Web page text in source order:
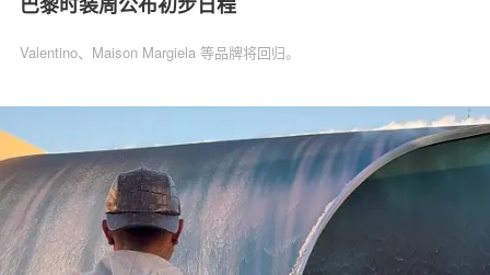
Valentino、Maison Margiela 等品牌将回归。